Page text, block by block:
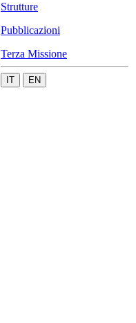
Strutture
Pubblicazioni
Terza Missione
IT EN